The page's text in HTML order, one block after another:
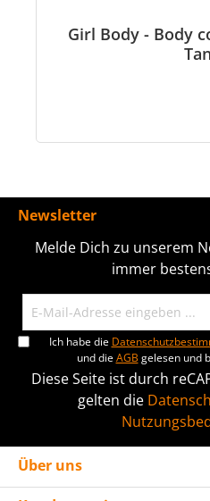
Girl Body - Body
Newsletter
Melde Dich zu unserem
immer
Ich habe die
und dieAGB gelesen und
Diese Seite ist durch
gelten die
Über uns